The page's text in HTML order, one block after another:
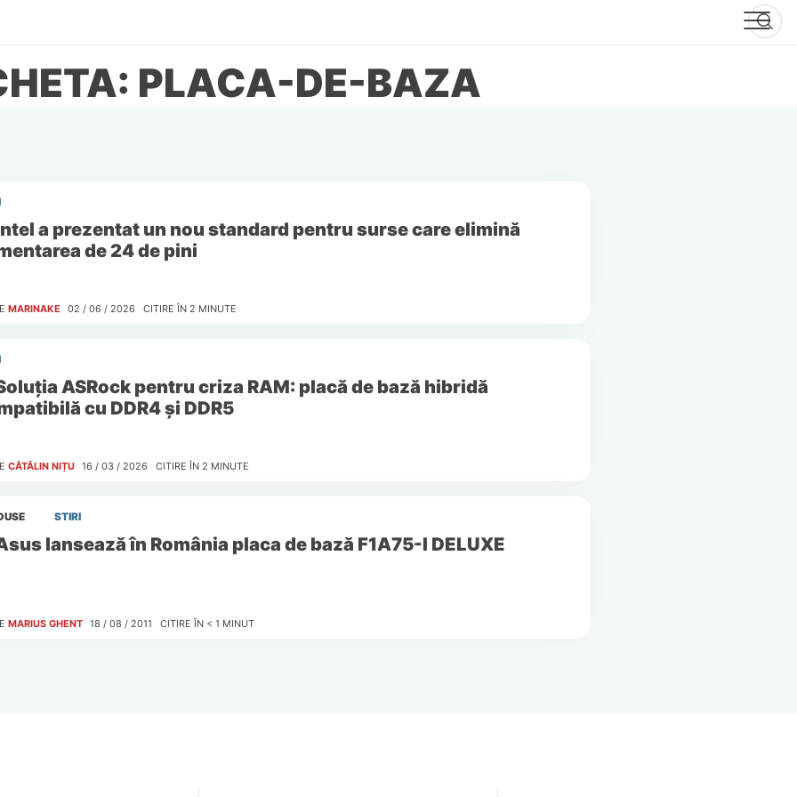
PLACA-DE-BAZA
a prezentat un nou standard pentru surse care elimină
de 24 de pini
MARINAKE 02 / 06 / 2026 CITIRE ÎN 2 MINUTE
ASRock pentru criza RAM: placă de bază hibridă
cu DDR4 și DDR5
CĂTĂLIN NIȚU 16 / 03 / 2026 CITIRE ÎN 2 MINUTE
STIRI
lansează în România placa de bază F1A75-I DELUXE
MARIUS GHENT 18 / 08 / 2011 CITIRE ÎN < 1 MINUT